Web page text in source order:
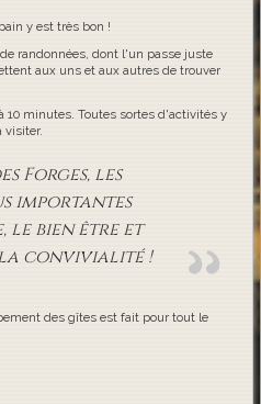
y est très bon !
randonnées, dont l'un passe juste
aux uns et aux autres de trouver
10 minutes. Toutes sortes d'activités y
visiter.
Forges, les
importantes
le bien être et
convivialité !
des gîtes est fait pour tout le